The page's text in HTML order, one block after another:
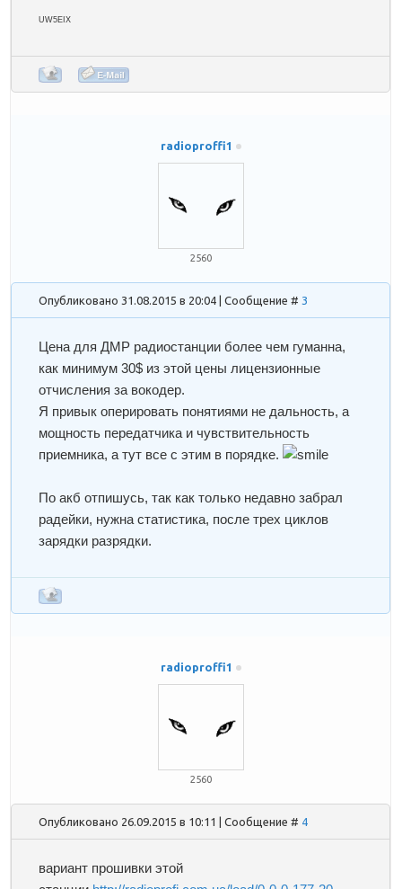
UW5EIX
radioproffi1
2560
Опубликовано 31.08.2015 в 20:04 | Сообщение # 3
Цена для ДМР радиостанции более чем гуманна,
как минимум 30$ из этой цены лицензионные
отчисления за вокодер.
Я привык оперировать понятиями не дальность, а
мощность передатчика и чувствительность
приемника, а тут все с этим в порядке.
По акб отпишусь, так как только недавно забрал
радейки, нужна статистика, после трех циклов
зарядки разрядки.
radioproffi1
2560
Опубликовано 26.09.2015 в 10:11 | Сообщение # 4
вариант прошивки этой